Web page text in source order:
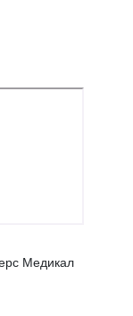
Медикал